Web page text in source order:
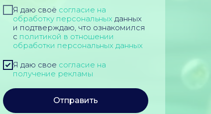
Я даю своё согласие на
обработку персональных данных
и подтверждаю, что ознакомился
с политикой в отношении
обработки персональных данных
Я даю свое согласие на
получение рекламы
Отправить